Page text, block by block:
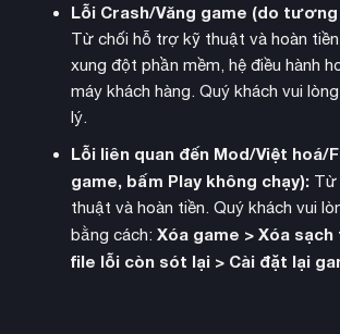
chế độ multiplayer
online với
được cải thiện, cho phép đấu rank và
Lỗi Crash/Văng game (do
Từ chối hỗ trợ kỹ thuật và hoàn
xung đột phần mềm, hệ điều hành
máy khách hàng. Quý khách vui
lý.
Lỗi liên quan đến Mod/Việt hoá/
game, bấm Play không chạy):Từ
thuật và hoàn tiền. Quý khách vui
bằng cách: Xóa game > Xóa
file lỗi còn sót lại > Cài đặt lại